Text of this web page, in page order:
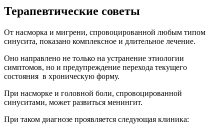
Терапевтические советы
От насморка и мигрени, спровоцированной любым типом
синусита, показано комплексное и длительное лечение.
Оно направлено не только на устранение этиологии
симптомов, но и предупреждение перехода текущего
состояния в хроническую форму.
При насморке и головной боли, спровоцированной
синуситами, может развиться менингит.
При таком диагнозе проявляется следующая клиника: